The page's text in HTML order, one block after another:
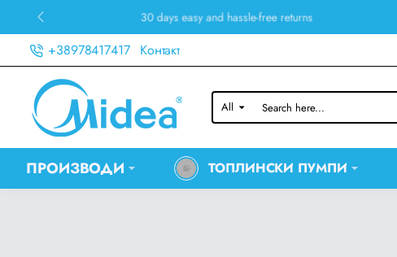
30 days easy and hassle-free returns
+38978417417 Контакт
All
Search
here...
ПРОИЗВОДИ ТОПЛИНСКИ ПУМПИ